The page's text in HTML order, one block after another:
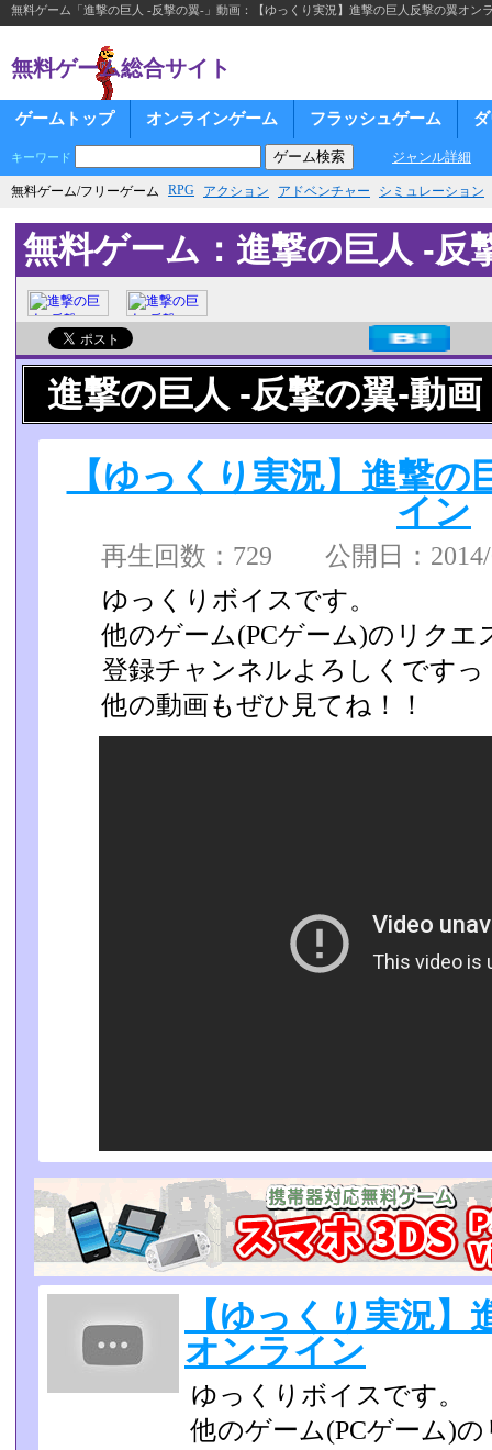
無料ゲーム「進撃の巨人 -反撃の翼-」動画：【ゆっくり実況】進撃の巨人反撃の翼オン
無料ゲーム総合サイト
ゲームトップ オンラインゲーム フラッシュゲーム
キーワード ジャンル詳細
無料ゲーム/フリーゲーム RPG アクション アドベンチャー シミュレーション
無料ゲーム：進撃の巨人 -反
進撃の巨人 -反撃の翼-動画
【ゆっくり実況】進撃
イン
再生回数：729 公開日：
ゆっくりボイスです。
他のゲーム(PCゲーム)のリクエ
登録チャンネルよろしくですっ
他の動画もぜひ見てね！！
【ゆっくり実況
オンライン
ゆっくりボイスです。
他のゲーム(PCゲーム)